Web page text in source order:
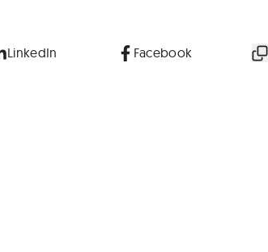
LinkedIn Facebook